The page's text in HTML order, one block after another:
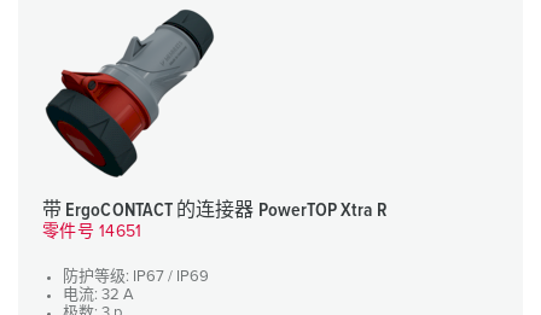
带 ErgoCONTACT 的连接器 PowerTOP Xtra R
零件号 14651
防护等级: IP67 / IP69
电流: 32 A